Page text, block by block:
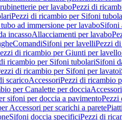
per lavaboPezzi di
Pezzi di ricambio per Sifoni
ad immersione per lavaboSifoni
incassoAllacciamenti per lavabo
ComandiSifoni per lavelliPezzi
di ricambio per Giunti per lavello
ricambio per Sifoni tubolariSifoni
di ricambio per Sifoni per lavatoi
scaricoAccessoriPezzi di ricambio
per Canalette per doccia
sifoni per doccia a pavimentoPezzi
Accessori per scarichi a parete
Sifoni doccia specificiPezzi di